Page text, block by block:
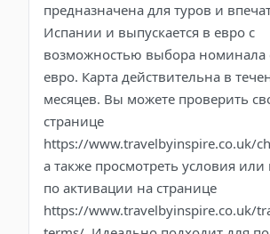
предназначена для туров и
Испании и выпускается в евро с
возможностью выбора номинала
евро. Карта действительна в
месяцев. Вы можете проверить
странице
https://www.travelbyinspire.co.uk/
а также просмотреть условия или
по активации на странице
https://www.travelbyinspire.co.uk/